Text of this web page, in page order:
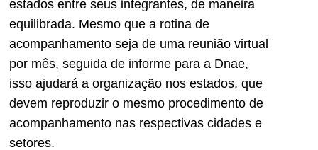
estados entre seus integrantes, de maneira
equilibrada. Mesmo que a rotina de
acompanhamento seja de uma reunião virtual
por mês, seguida de informe para a Dnae,
isso ajudará a organização nos estados, que
devem reproduzir o mesmo procedimento de
acompanhamento nas respectivas cidades e
setores.